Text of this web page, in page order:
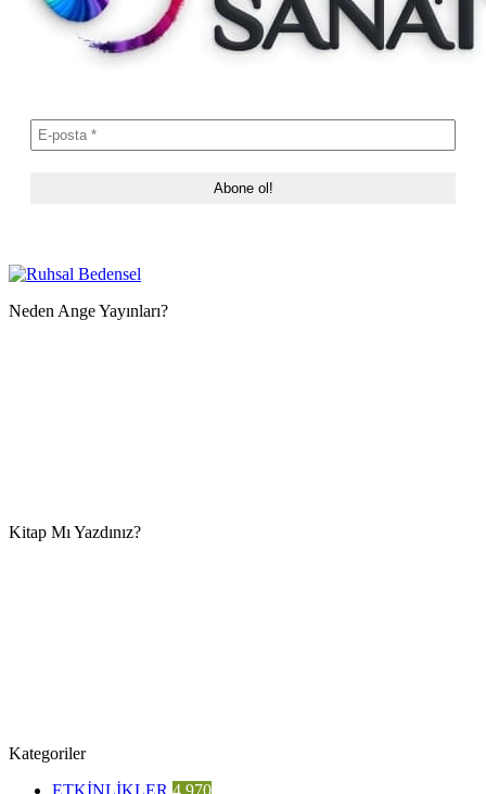
Neden Ange Yayınları?
Kitap Mı Yazdınız?
Kategoriler
ETKİNLİKLER 4.970